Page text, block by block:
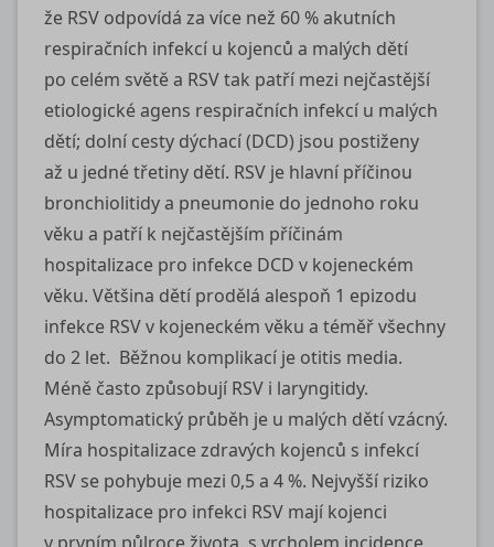
že RSV odpovídá za více než 60 % akutních
respiračních infekcí u kojenců a malých dětí
po celém světě a RSV tak patří mezi nejčastější
etiologické agens respiračních infekcí u malých
dětí; dolní cesty dýchací (DCD) jsou postiženy
až u jedné třetiny dětí. RSV je hlavní příčinou
bronchiolitidy a pneumonie do jednoho roku
věku a patří k nejčastějším příčinám
hospitalizace pro infekce DCD v kojeneckém
věku. Většina dětí prodělá alespoň 1 epizodu
infekce RSV v kojeneckém věku a téměř všechny
do 2 let. Běžnou komplikací je otitis media.
Méně často způsobují RSV i laryngitidy.
Asymptomatický průběh je u malých dětí vzácný.
Míra hospitalizace zdravých kojenců s infekcí
RSV se pohybuje mezi 0,5 a 4 %. Nejvyšší riziko
hospitalizace pro infekci RSV mají kojenci